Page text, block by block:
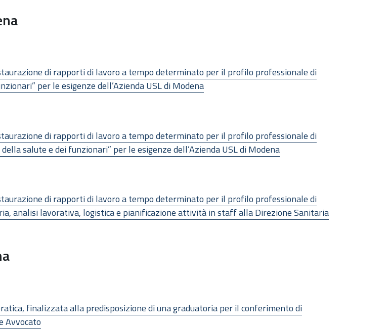
di rapporti di lavoro a tempo determinato per il profilo professionale di
per le esigenze dell’Azienda USL di Modena
di rapporti di lavoro a tempo determinato per il profilo professionale di
salute e dei funzionari” per le esigenze dell’Azienda USL di Modena
di rapporti di lavoro a tempo determinato per il profilo professionale di
analisi lavorativa, logistica e pianificazione attività in staff alla Direzione Sanitaria
finalizzata alla predisposizione di una graduatoria per il conferimento di
Avvocato